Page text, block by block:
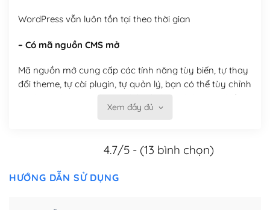
WordPress vẫn luôn tồn tại theo thời gian
– Có mã nguồn CMS mở
Mã nguồn mở cung cấp các tính năng tùy biến, tự thay
đổi theme, tự cài plugin, tự quản lý, bạn có thể tùy chỉnh
nó theo ý bạn mà không phải sử dụng dịch vụ tại bất
Có thể tùy biến trên website WordPress
Xem đầy đủ
4.7/5 - (13 bình chọn)
HƯỚNG DẪN SỬ DỤNG